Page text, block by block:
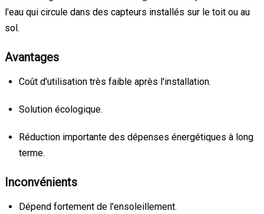
l'eau qui circule dans des capteurs installés sur le toit ou au
sol.
Avantages
Coût d'utilisation très faible après l'installation.
Solution écologique.
Réduction importante des dépenses énergétiques à long
terme.
Inconvénients
Dépend fortement de l'ensoleillement.